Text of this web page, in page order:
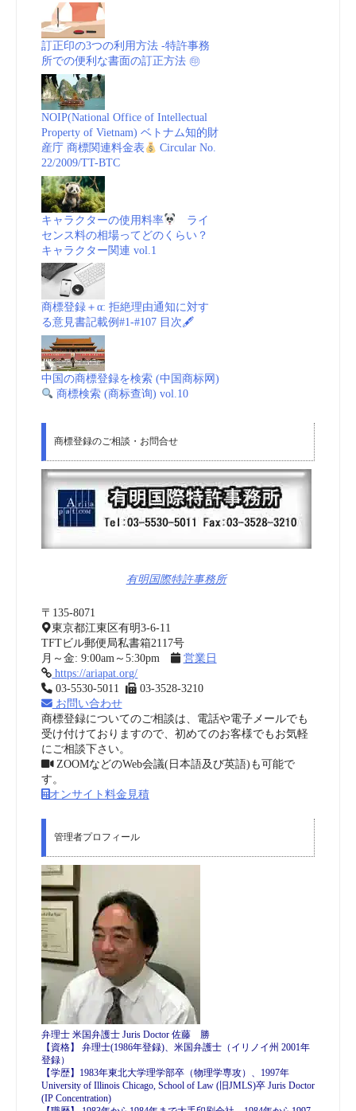
vol.1”
訂正印の3つの利用方法 -特許事務
所での便利な書面の訂正方法 ㊞
NOIP(National Office of Intellectual
Property of Vietnam) ベトナム知的財
産庁 商標関連料金表
Circular No.
22/2009/TT-BTC
キャラクターの使用料率
ライ
センス料の相場ってどのくらい？
キャラクター関連 vol.1
商標登録＋α: 拒絶理由通知に対す
る意見書記載例#1-#107 目次🖋
中国の商標登録を検索 (中国商标网)
商標検索 (商标查询) vol.10
商標登録のご相談・お問合せ
有明国際特許事務所
〒135-8071
東京都江東区有明3-6-11
TFTビル郵便局私書箱2117号
月～金: 9:00am～5:30pm
営業日
https://ariapat.org/
03-5530-5011
03-3528-3210
お問い合わせ
商標登録についてのご相談は、電話や電子メールでも
受け付けておりますので、初めてのお客様でもお気軽
にご相談下さい。
ZOOMなどのWeb会議(日本語及び英語)も可能で
す。
オンサイト料金見積
管理者プロフィール
弁理士 米国弁護士 Juris Doctor 佐藤 勝
【資格】 弁理士(1986年登録)、米国弁護士（イリノイ州 2001年
登録）
【学歴】1983年東北大学理学部卒（物理学専攻）、1997年
University of Illinois Chicago, School of Law (旧JMLS)卒 Juris Doctor
(IP Concentration)